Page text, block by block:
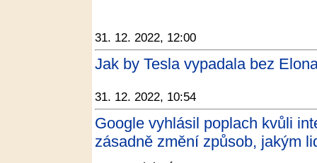
31. 12. 2022, 12:00
Jak by Tesla vypadala bez
31. 12. 2022, 10:54
Google vyhlásil poplach kvůli
zásadně změní způsob, jakým